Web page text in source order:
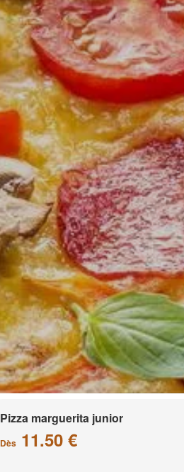
Pizza marguerita junior
Dès 11.50 €